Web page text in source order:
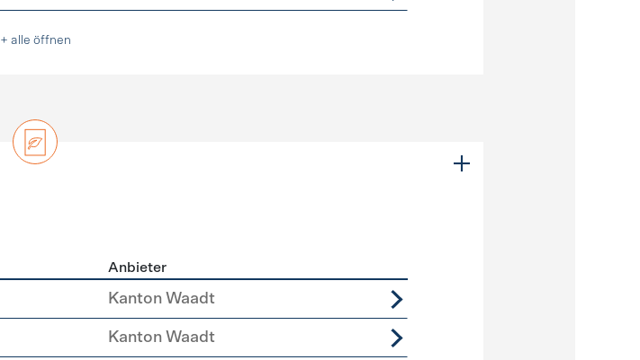
+ alle öffnen
Anbieter
Kanton Waadt
Kanton Waadt